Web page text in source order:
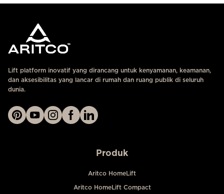
Lift platform inovatif yang dirancang untuk kenyamanan, keamanan,
dan aksesibilitas yang lancar di rumah dan ruang publik di seluruh
dunia.
Produk
Aritco HomeLift
Aritco HomeLift Compact